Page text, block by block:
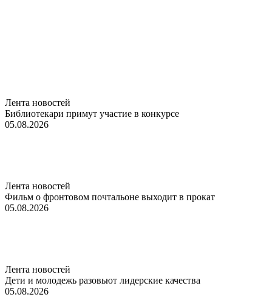
Лента новостей
Библиотекари примут участие в конкурсе
05.08.2026
Лента новостей
Фильм о фронтовом почтальоне выходит в прокат
05.08.2026
Лента новостей
Дети и молодежь разовьют лидерские качества
05.08.2026